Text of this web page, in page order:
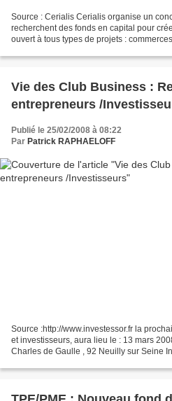
Source : Cerialis Cerialis organise un
recherchent des fonds en capital pour
ouvert à tous types de projets :
Vie des Club Business :
entrepreneurs /
Publié le 25/02/2008 à 08:22
Par Patrick RAPHAELOFF
Source :http://www.investessor.fr la
et investisseurs, aura lieu le : 13 mars
Charles de Gaulle , 92 Neuilly sur Seine